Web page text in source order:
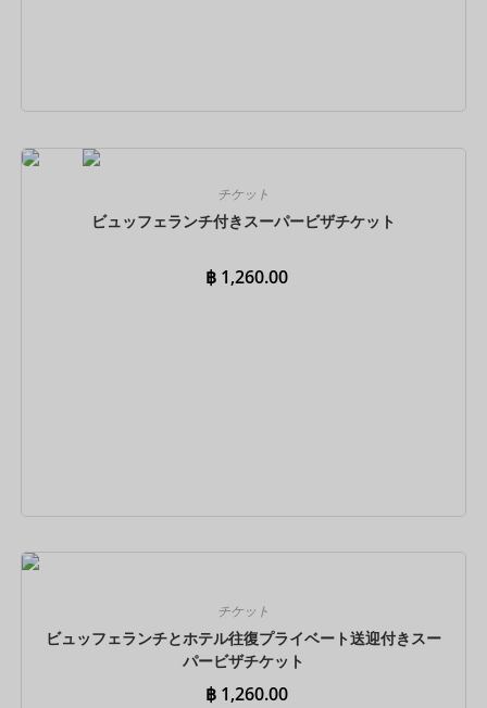
今すぐ予約
チケット
ビュッフェランチ付きスーパービザチケット
฿ 1,260.00
今すぐ予約
チケット
ビュッフェランチとホテル往復プライベート送迎付きスー
パービザチケット
฿ 1,260.00